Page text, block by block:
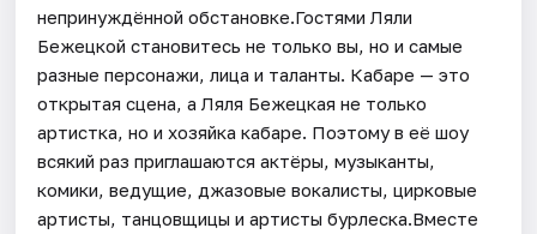
непринуждённой обстановке.Гостями Ляли
Бежецкой становитесь не только вы, но и самые
разные персонажи, лица и таланты. Кабаре — это
открытая сцена, а Ляля Бежецкая не только
артистка, но и хозяйка кабаре. Поэтому в её шоу
всякий раз приглашаются актёры, музыканты,
комики, ведущие, джазовые вокалисты, цирковые
артисты, танцовщицы и артисты бурлеска.Вместе